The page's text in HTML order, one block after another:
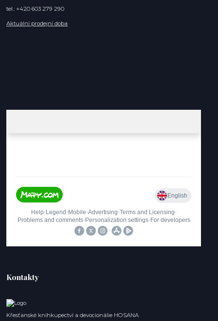
tel.: +420 603 279 290
Aktuální prodejní doba
Kontakty
Křesťanské knihkupectví a devocionálie HOSANA